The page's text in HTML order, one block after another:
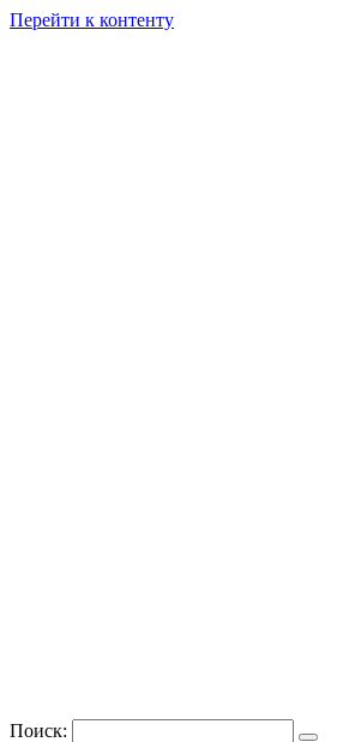
Перейти к контенту
Поиск: